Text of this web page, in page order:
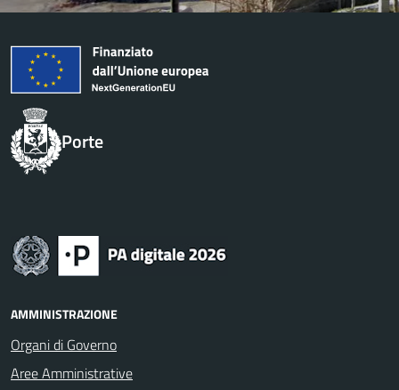
Porte
AMMINISTRAZIONE
Organi di Governo
Aree Amministrative